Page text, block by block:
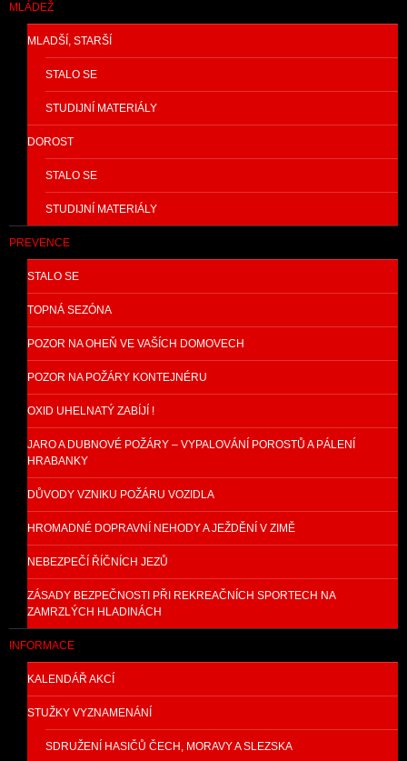
MLÁDEŽ
MLADŠÍ, STARŠÍ
STALO SE
STUDIJNÍ MATERIÁLY
DOROST
STALO SE
STUDIJNÍ MATERIÁLY
PREVENCE
STALO SE
TOPNÁ SEZÓNA
POZOR NA OHEŇ VE VAŠÍCH DOMOVECH
POZOR NA POŽÁRY KONTEJNÉRU
OXID UHELNATÝ ZABÍJÍ !
JARO A DUBNOVÉ POŽÁRY – VYPALOVÁNÍ POROSTŮ A PÁLENÍ
HRABANKY
DŮVODY VZNIKU POŽÁRU VOZIDLA
HROMADNÉ DOPRAVNÍ NEHODY A JEŽDĚNÍ V ZIMĚ
NEBEZPEČÍ ŘÍČNÍCH JEZŮ
ZÁSADY BEZPEČNOSTI PŘI REKREAČNÍCH SPORTECH NA
ZAMRZLÝCH HLADINÁCH
INFORMACE
KALENDÁŘ AKCÍ
STUŽKY VYZNAMENÁNÍ
SDRUŽENÍ HASIČŮ ČECH, MORAVY A SLEZSKA